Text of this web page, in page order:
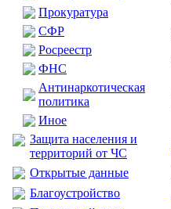
Прокуратура
CФР
Росреестр
ФНС
Антинаркотическая
политика
Иное
Защита населения и
территорий от ЧС
Открытые данные
Благоустройство